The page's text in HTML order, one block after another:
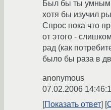
Был бы ты умным
хотя бы изучил
Спрос пока что
от этого -
рад (как
было бы раза в
anonymous
07.02.2006
Показать ответ